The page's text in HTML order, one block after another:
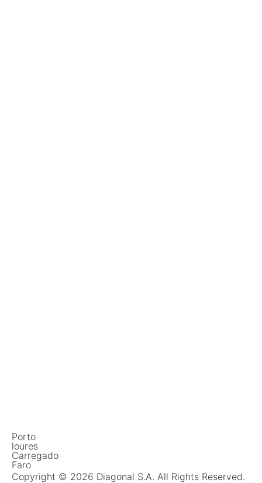
Porto
loures
Carregado
Faro
Copyright © 2026 Diagonal S.A. All Rights Reserved.